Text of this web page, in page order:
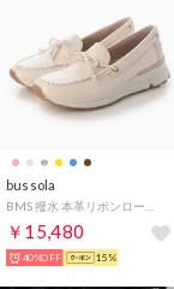
bussola
￥15,480
40%OFF 15%